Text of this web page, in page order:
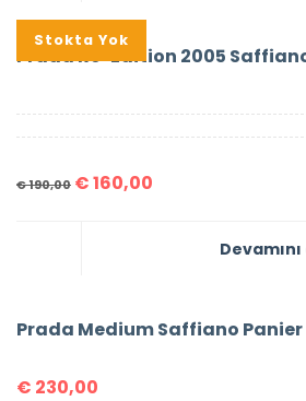
%16
Stokta Yok
Prada Re-Edition 2005
€190,00 €160,00
Prada Medium Saffiano Panier
€ 230,00